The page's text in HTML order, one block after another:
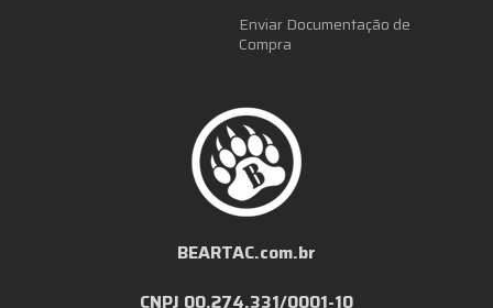
Enviar Documentação de
Compra
BEARTAC.com.br
CNPJ 00.274.331/0001-10